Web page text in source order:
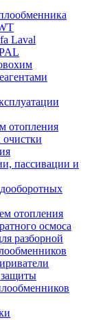
Laval
отопления
очистки
пассивации и
отопления
осмоса
разборной